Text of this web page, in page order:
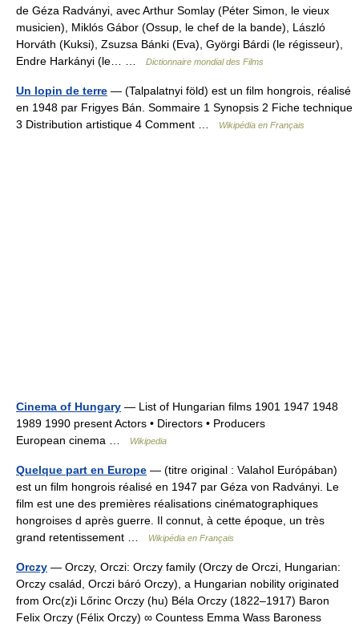
de Géza Radványi, avec Arthur Somlay (Péter Simon, le vieux
musicien), Miklós Gábor (Ossup, le chef de la bande), László
Horváth (Kuksi), Zsuzsa Bánki (Eva), Györgi Bárdi (le régisseur),
Endre Harkányi (le… …
Dictionnaire mondial des Films
Un lopin de terre — (Talpalatnyi föld) est un film hongrois, réalisé
en 1948 par Frigyes Bán. Sommaire 1 Synopsis 2 Fiche technique
3 Distribution artistique 4 Comment …
Wikipédia en Français
Cinema of Hungary — List of Hungarian films 1901 1947 1948
1989 1990 present Actors • Directors • Producers
European cinema …
Wikipedia
Quelque part en Europe — (titre original : Valahol Európában)
est un film hongrois réalisé en 1947 par Géza von Radványi. Le
film est une des premières réalisations cinématographiques
hongroises d après guerre. Il connut, à cette époque, un très
grand retentissement …
Wikipédia en Français
Orczy — Orczy, Orczi: Orczy family (Orczy de Orczi, Hungarian:
Orczy család, Orczi báró Orczy), a Hungarian nobility originated
from Orc(z)i Lőrinc Orczy (hu) Béla Orczy (1822–1917) Baron
Felix Orczy (Félix Orczy) ∞ Countess Emma Wass Baroness